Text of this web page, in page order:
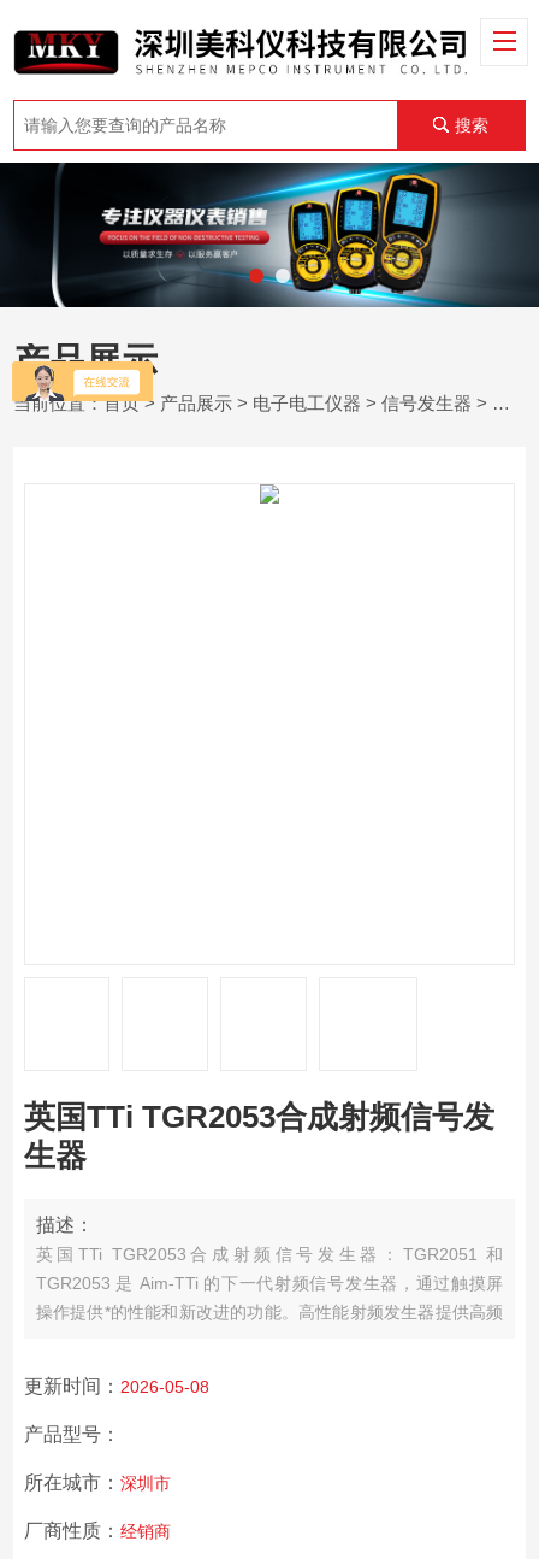
搜索
产品展示
当前位置：首页> 产品展示 > 电子电工仪器 >信号发生器 > 英国TTi TGR2053合成射频信号发生器
英国TTi TGR2053合成射频信号发
生器
描述：
英国TTi TGR2053合成射频信号发生器：TGR2051 和
TGR2053 是 Aim-TTi 的下一代射频信号发生器，通过触摸屏
操作提供*的性能和新改进的功能。高性能射频发生器提供高频
更新时间： 2026-05-08
产品型号：
所在城市： 深圳市
厂商性质： 经销商